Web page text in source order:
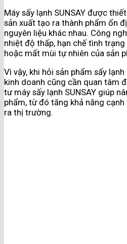
Máy sấy lạnh SUNSAY được
sản xuất tạo ra thành phẩm ổn
nguyên liệu khác nhau. Công
nhiệt độ thấp, hạn chế tình
hoặc mất mùi tự nhiên của sản
Vì vậy, khi hỏi sản phẩm sấy
kinh doanh cũng cần quan tâm
tư máy sấy lạnh SUNSAY giúp
phẩm, từ đó tăng khả năng
ra thị trường.